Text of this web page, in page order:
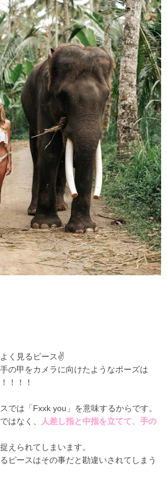
く見るピース✌️
の甲をカメラに向けたようなポーズは
！！！
では「Fxxk you」を意味するからです。
はなく、
人差し指と中指を立てて、手の
えられてしまいます。
ピースはその事だと勘違いされてしまう